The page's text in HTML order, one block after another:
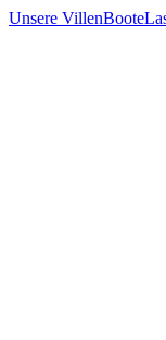
Unsere VillenBoote